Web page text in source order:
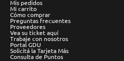
Mis pedidos
Mi carrito
Cómo comprar
Preguntas frecuentes
Proveedores
Vea su ticket aquí
Trabaje con nosotros
Portal GDU
Solicitá la Tarjeta Más
Consulta de Puntos